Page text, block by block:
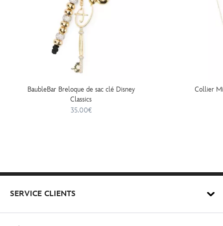
BaubleBar Breloque de sac clé Disney
Classics
35.00€
Collier
SERVICE CLIENTS